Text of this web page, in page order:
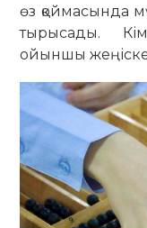
өз қоймасында
тырысады.
ойыншы жеңіске